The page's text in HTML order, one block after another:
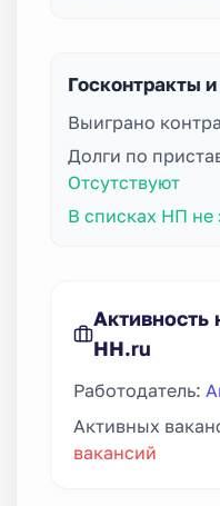
Госконтракты
Выиграно
Долги по
Отсутствуют
В списках НП не
Активность
HH.ru
Работодатель:
Активных
вакансий